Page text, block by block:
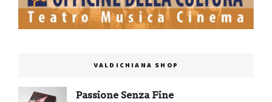
VALDICHIANA SHOP
Passione Senza Fine